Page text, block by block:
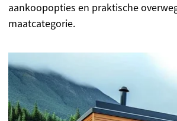
aankoopopties en praktische
maatcategorie.